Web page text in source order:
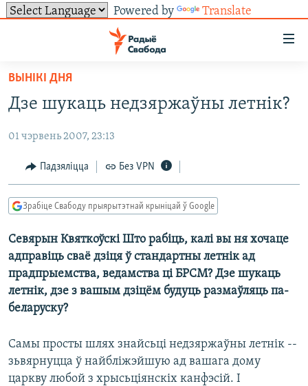
Powered by Translate
ўнівэрсальнага
доступу
Перайсьці
да
галоўнага
Перайсьці
да
галоўнай
навігацыі
Перайсьці
да
пошуку
УСЕ НАВІНЫ
ВІДЭА І ФОТА
ЛЮДЗІ
ЭКАНОМІКА
ВАЙНА
БЕЛАРУСЫ НА ВАЙНЕ
ПАЛІТВЯЗЬНІ
КУЛЬТУРА
КАЛЯНДАР
ТОЛЬКІ НА СВАБОДЗЕ
ТЭСТЫ
БЛОГІ
ПАДКАСТЫ
КНІГІ
АЎДЫЁКНІГІ
PREMIUM
МОВА
НА ХВАЛЯХ СВАБОДЫ
СУВЯЗЬ
АБЫСЬЦІ БЛЯКАВАНЬНЕ
ПАДПІСАЦЦА
ПАДКАСТЫ
FACEBOOK
TWITTER
САЧЫЦЕ ЗА АБНАЎЛЕНЬНЯМІ
Усе сайты РС/РСЭ
ВЫНІКІ ДНЯ
Дзе шукаць недзяржаўны летнік?
01 чэрвень 2007, 23:13
Падзяліцца Без VPN
Зрабіце Свабоду прыярытэтнай крыніцай ў Google
Севярын Квяткоўскі Што рабіць, калі вы ня хочаце
адправіць сваё дзіця ў стандартны летнік ад
прадпрыемства, ведамства ці БРСМ? Дзе шукаць
летнік, дзе з вашым дзіцём будуць размаўляць па-
беларуску?
Самы просты шлях знайсьці недзяржаўны летнік --
зьвярнуцца ў найбліжэйшую ад вашага дому
царкву любой з хрысьціянскіх канфэсій. І